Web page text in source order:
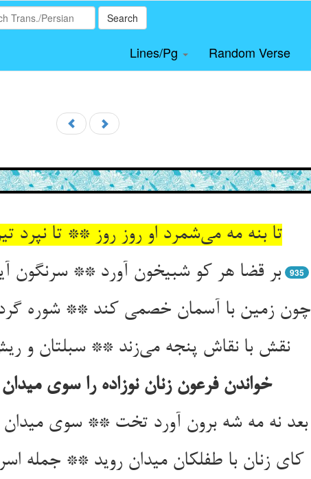
Search
Lines/Pg Random Verse
تا بنه مه می‌شمرد او روز روز ** تا نپرد
بر قضا هر کو شبیخون آورد ** سرنگون
935
چون زمین با آسمان خصمی کند ** شوره
نقش با نقاش پنجه می‌زند ** سبلتان و
خواندن فرعون زنان نوزاده را سوی
بعد نه مه شه برون آورد تخت ** سوی
کای زنان با طفلکان میدان روید ** جمله